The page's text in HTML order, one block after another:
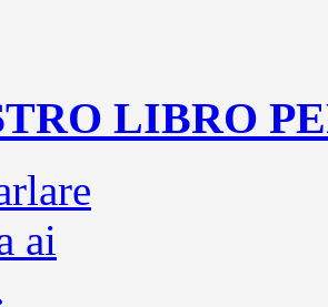
LIBRO